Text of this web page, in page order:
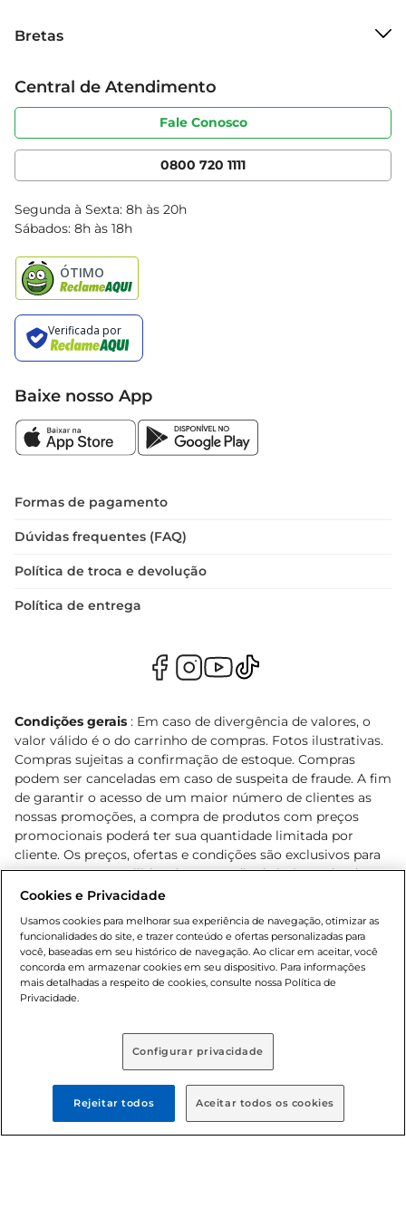
Grupo Cencosud
Sobre privacidade
Portal do fornecedor
Cencosud Media
Bretas
Produtos Bretas
Código de ética
Serviços
Clube Bretas
Blog Bretas
Black Friday
Central de Atendimento
Fale Conosco
0800 720 1111
Segunda à Sexta: 8h às 20h
Sábados: 8h às 18h
Baixe nosso App
Formas de pagamento
Dúvidas frequentes (FAQ)
Política de troca e devolução
Política de entrega
Condições gerais : Em caso de divergência de valores, o
valor válido é o do carrinho de compras. Fotos ilustrativas.
Compras sujeitas a confirmação de estoque. Compras
podem ser canceladas em caso de suspeita de fraude. A fim
de garantir o acesso de um maior número de clientes as
nossas promoções, a compra de produtos com preços
promocionais poderá ter sua quantidade limitada por
cliente. Os preços, ofertas e condições são exclusivos para
o e-commerce e válidos durante o dia de hoje, podendo
sofrer alterações sem prévia notificação. Proibida a venda
Lei n.º 8069/90, art. 81, inciso II (Estatuto da Criança e do
Adolescente). Preços e condições exclusivos para o
www.bretas.com.br, podendo sofrer alterações sem aviso
prévio. O valor mínimo para as compras on-line é de R$
80,00.
© 2025 Copyright. Todos os direitos
reservados Bretas.
Cookies e Privacidade
Usamos cookies para melhorar sua experiência de navegação, otimizar as
funcionalidades do site, e trazer conteúdo e ofertas personalizadas para
você, baseadas em seu histórico de navegação. Ao clicar em aceitar, você
concorda em armazenar cookies em seu dispositivo. Para informações
mais detalhadas a respeito de cookies, consulte nossa Política de
Privacidade.
Configurar privacidade
Rejeitar todos Aceitar todos os cookies